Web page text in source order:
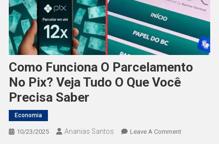
Como Funciona O Parcelamento
No Pix? Veja Tudo O Que Você
Precisa Saber
Economia
10/23/2025 Ananias Santos Leave A CommentOn